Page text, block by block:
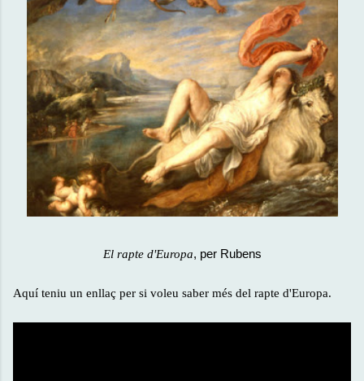
El rapte d'Europa, per Rubens
Aquí teniu un enllaç per si voleu saber més del rapte d'Europa.